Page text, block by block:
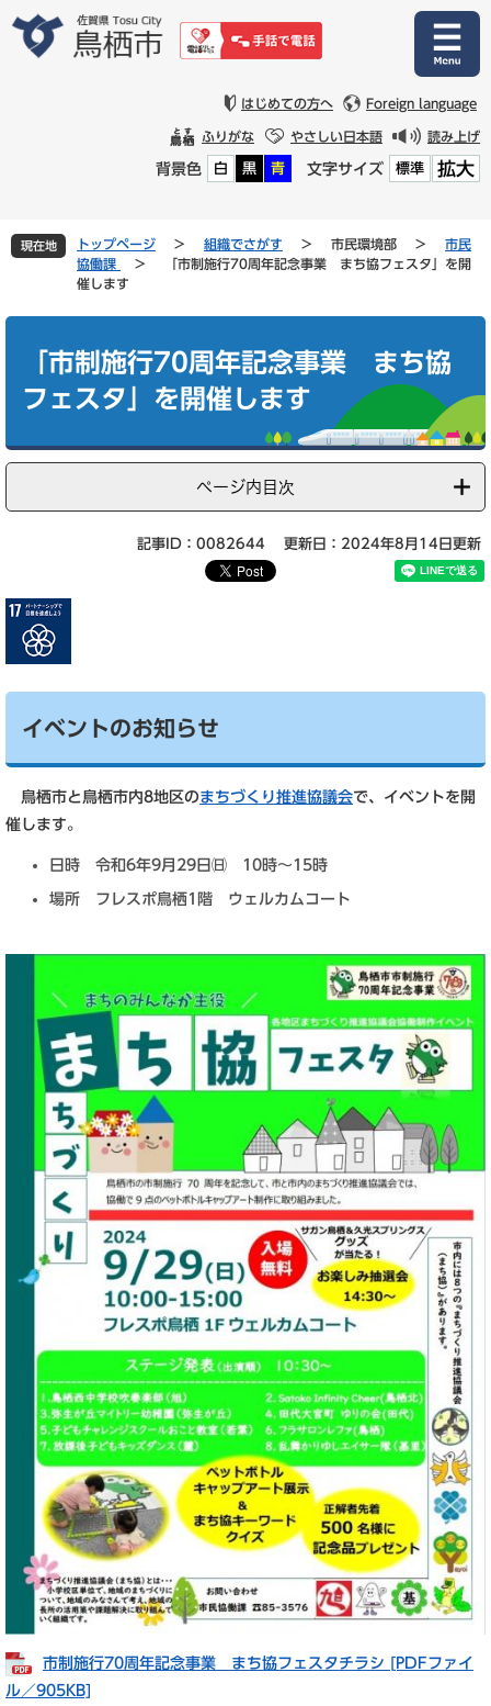
文
はじめての方へ Foreign language
ふりがな やさしい日本語 読み上げ
背景色 白 黒 青 文字サイズ 標準 拡大
現在地 トップページ > 組織でさがす > 市民環境部 >
市民
協働課
>
「市制施行70周年記念事業 まち協フェスタ」を開
催します
「市制施行70周年記念事業 まち協
フェスタ」を開催します
ページ内目次
記事ID：0082644 更新日：2024年8月14日更新
イベントのお知らせ
鳥栖市と鳥栖市内8地区のまちづくり推進協議会で、イベントを開
催します。
日時 令和6年9月29日㈰ 10時～15時
場所 フレスポ鳥栖1階 ウェルカムコート
市制施行70周年記念事業 まち協フェスタチラシ [PDFファイ
ル／905KB]